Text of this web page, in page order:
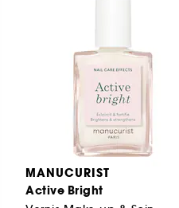
MANUCURIST
Active Bright